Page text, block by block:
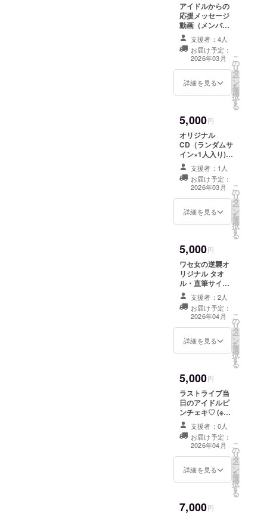
ンクを
メール
で送信
いたし
ます。
(公開期
間は4月
でを予
定して
著作権
の関係
で一部
音声が
流れな
いこと
もござ
いま
す。
アイドルからの
応援メッセージ
動画（メンバー
指名×1人) （※指
名するメンバー
を備考欄にご記
載ください。）
・収録時間：30
秒〜1分程度 ・
支援者：4人
お届け予定：
2026年03月
詳細を見る
こ
の
リ
タ
ー
ン
を
選
択
す
る
5,000円
オリジナル
CD（ランダムサ
イン×1人入り) ※
リターン品の著
作権及びその他
法的権利につい
ては、すべてプ
ロジェクトオー
ナーに帰属しま
支援者：1人
お届け予定：
2026年03月
詳細を見る
こ
の
リ
タ
ー
ン
を
選
択
す
る
5,000円
ワセ女の逆襲オ
リジナル タオ
ル・直筆サイン
入り(ランダム1
人) 支援者：2人
お届け予定：
2026年04月
詳細を見る
こ
の
リ
タ
ー
ン
を
選
択
す
る
5,000円
ラストライブ当
日のアイドルピ
ンチェキ♡ (※指
定するメンバー
を備考欄にご記
入ください。)
支援者：0人
お届け予定：
2026年04月
詳細を見る
こ
の
リ
タ
ー
ン
を
選
択
す
る
7,000円